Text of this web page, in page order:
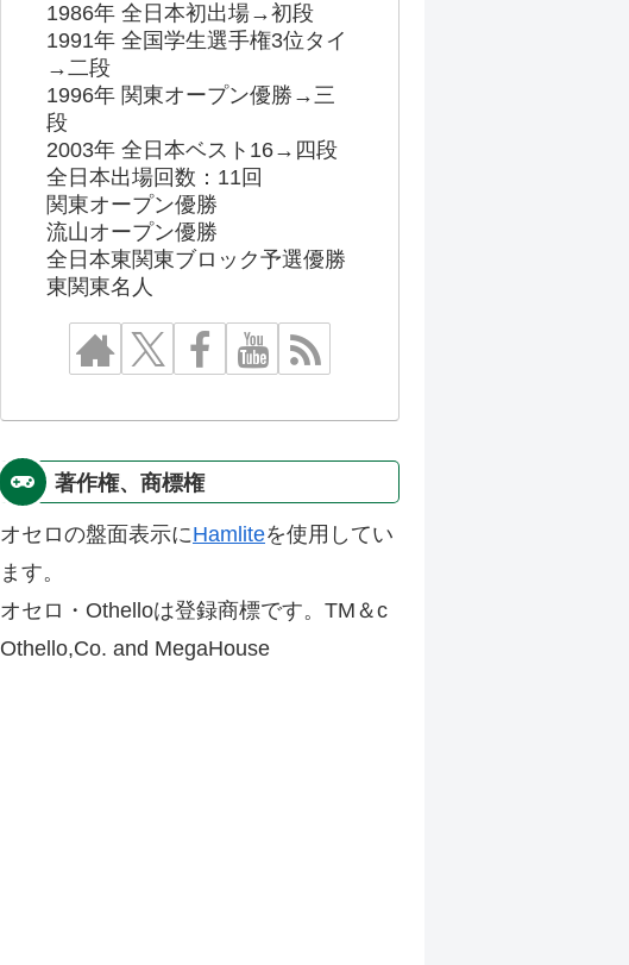
1986年 全日本初出場→初段
1991年 全国学生選手権3位タイ
→二段
1996年 関東オープン優勝→三
段
2003年 全日本ベスト16→四段
全日本出場回数：11回
関東オープン優勝
流山オープン優勝
全日本東関東ブロック予選優勝
東関東名人
著作権、商標権
オセロの盤面表示にHamliteを使用してい
ます。
オセロ・Othelloは登録商標です。TM＆c
Othello,Co. and MegaHouse